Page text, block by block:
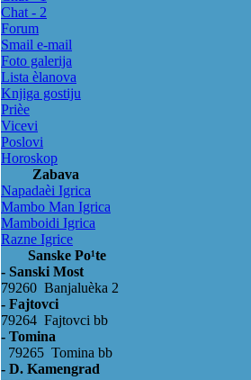
Chat - 2
Forum
Smail e-mail
Foto galerija
Lista èlanova
Knjiga gostiju
Prièe
Vicevi
Poslovi
Horoskop
Zabava
Napadaèi Igrica
Mambo Man Igrica
Mamboidi Igrica
Razne Igrice
Sanske Po¹te
- Sanski Most
79260 Banjaluèka 2
- Fajtovci
79264 Fajtovci bb
- Tomina
79265 Tomina bb
- D. Kamengrad